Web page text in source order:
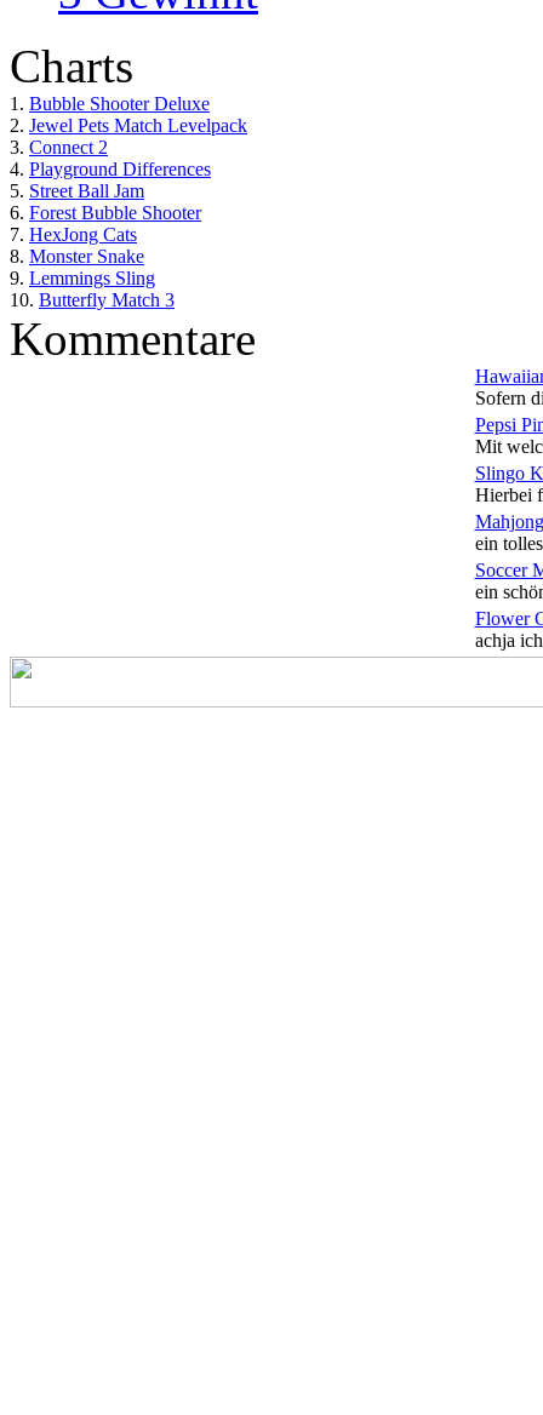
Charts
1. Bubble Shooter Deluxe
2. Jewel Pets Match Levelpack
3. Connect 2
4. Playground Differences
5. Street Ball Jam
6. Forest Bubble Shooter
7. HexJong Cats
8. Monster Snake
9. Lemmings Sling
10. Butterfly Match 3
Kommentare
Sofern
Pepsi
Mit
Slingo
Hierbei
ein
Soccer
ein
Flower
achja